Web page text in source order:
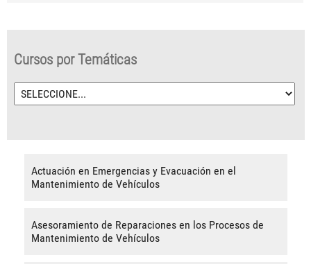
Cursos por Temáticas
Actuación en Emergencias y Evacuación en el
Mantenimiento de Vehículos
Asesoramiento de Reparaciones en los Procesos de
Mantenimiento de Vehículos